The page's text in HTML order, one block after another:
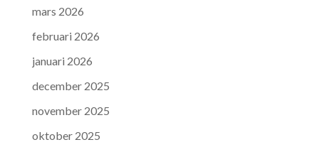
mars 2026
februari 2026
januari 2026
december 2025
november 2025
oktober 2025